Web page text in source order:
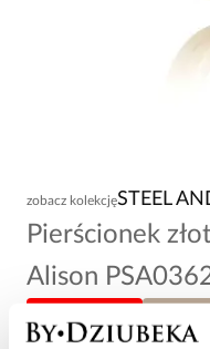
zobacz kolekcjęSTEEL
Pierścionek
Alison